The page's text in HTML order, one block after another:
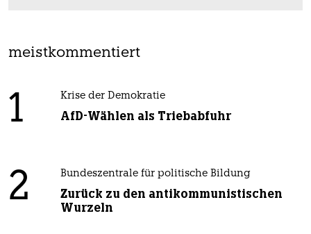
meistkommentiert
1 Krise der Demokratie
AfD-Wählen als Triebabfuhr
2 Bundeszentrale für politische Bildung
Zurück zu den antikommunistischen
Wurzeln